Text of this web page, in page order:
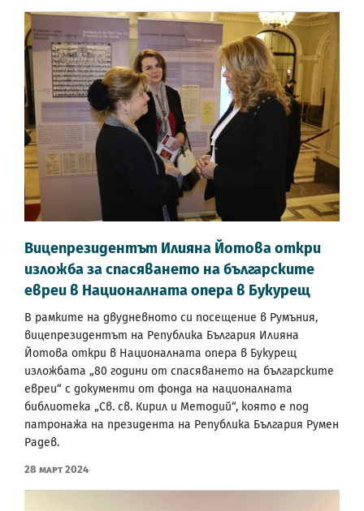
Вицепрезидентът Илияна Йотова откри
изложба за спасяването на българските
евреи в Националната опера в Букурещ
В рамките на двудневното си посещение в Румъния,
вицепрезидентът на Република България Илияна
Йотова откри в Националната опера в Букурещ
изложбата „80 години от спасяването на българските
евреи“ с документи от фонда на националната
библиотека „Св. св. Кирил и Методий“, която е под
патронажа на президента на Република България Румен
Радев.
28 Март 2024